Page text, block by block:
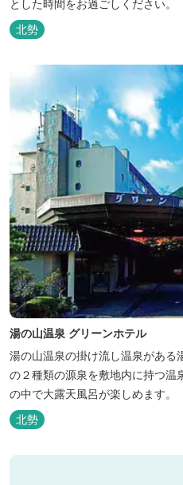
とした時間をお過ごしください。
北勢
湯の山温泉 グリーンホテル
湯の山温泉の掛け流し温泉がある
の２種類の源泉を敷地内に持つ温
の中で大露天風呂が楽しめます。
北勢